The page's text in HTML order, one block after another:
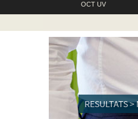
OCT UV
RESULTATS